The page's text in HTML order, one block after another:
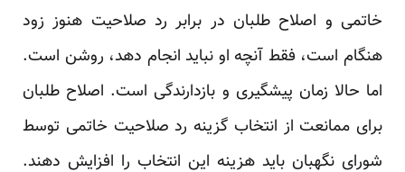
‏خاتمی و اصلاح طلبان در برابر رد صلاحیت هنوز زود
هنگام است، فقط آنچه او نباید انجام دهد، روشن است.
‏اما حالا زمان پیشگیری و بازدارندگی است. اصلاح طلبان
برای ممانعت از انتخاب گزینه رد صلاحیت خاتمی ‏توسط
شورای نگهبان باید هزینه این انتخاب را افزایش دهند.